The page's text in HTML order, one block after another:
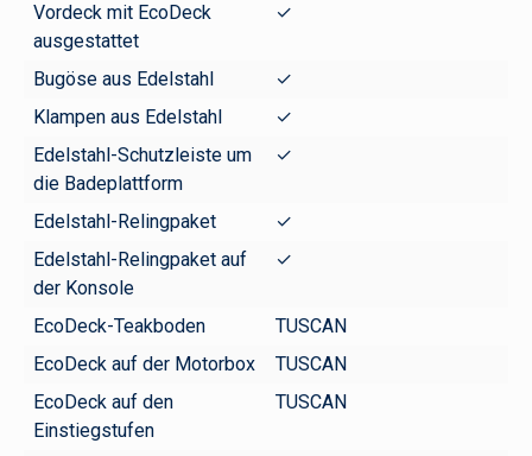
Vordeck mit EcoDeck
ausgestattet
✓
Bugöse aus Edelstahl
✓
Klampen aus Edelstahl
✓
Edelstahl-Schutzleiste um
die Badeplattform
✓
Edelstahl-Relingpaket
✓
Edelstahl-Relingpaket auf
der Konsole
✓
EcoDeck-Teakboden
TUSCAN
EcoDeck auf der Motorbox
TUSCAN
EcoDeck auf den
Einstiegstufen
TUSCAN